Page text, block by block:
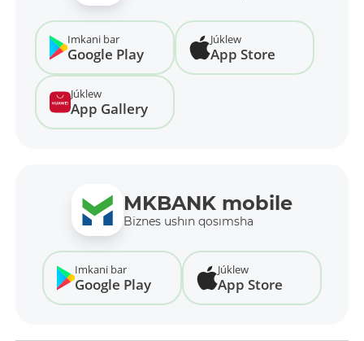
Imkani bar
Google Play
Júklew
App Store
Júklew
App Gallery
MKBANK mobile
Biznes ushın qosımsha
Imkani bar
Google Play
Júklew
App Store